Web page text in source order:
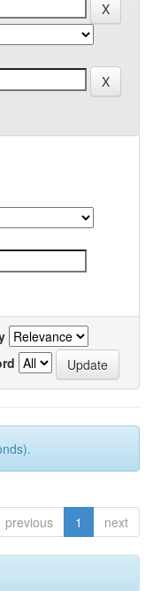
previous 1 next